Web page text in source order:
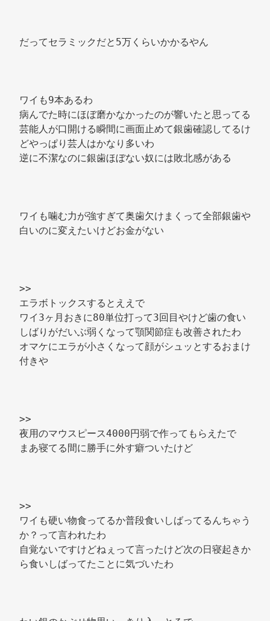
だってセラミックだと5万くらいかかるやん
ワイも9本あるわ
芸能人が口開ける瞬間に画面止めて銀歯確認してるけ
どやっぱり芸人はかなり多いわ
逆に不潔なのに銀歯ほぼない奴には敗北感がある
白いのに変えたいけどお金がない
>>
エラボトックスするとええで
ワイ3ヶ月おきに80単位打って3回目やけど歯の食い
しばりがだいぶ弱くなって顎関節症も改善されたわ
オマケにエラが小さくなって顔がシュッとするおまけ
付きや
>>
夜用のマウスピース4000円弱で作ってもらえたで
まあ寝てる間に勝手に外す癖ついたけど
>>
ワイも硬い物食ってるか普段食いしばってるんちゃう
か？って言われたわ
自覚ないですけどねぇって言ったけど次の日寝起きか
ら食いしばってたことに気づいたわ